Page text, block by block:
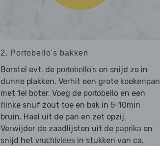
2. Portobello's bakken
Borstel evt. de portobello'sen snijd ze in
dunne plakken. Verhit een grote koekenpan
met 1el boter. Voeg de portobelloen een
flinke snuf zout toe en bak in 5-10min
bruin. Haal uit de pan en zet opzij.
Verwijder de zaadlijsten uit de paprikaen
snijd het vruchtvleesin stukken van ca.